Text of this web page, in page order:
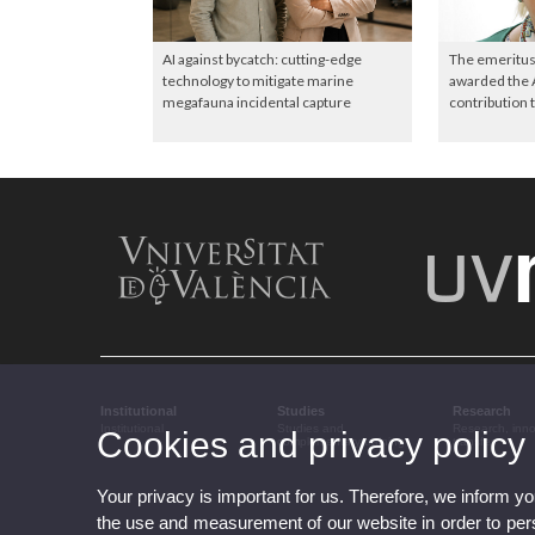
AI against bycatch: cutting-edge
technology to mitigate marine
megafauna incidental capture
The
awarded the
contribution
Institutional Studies
complementary training
Research
transfer
Cookies and privacy policy
Your privacy is important for us. Therefore, we inform
the use and measurement of our website in order to